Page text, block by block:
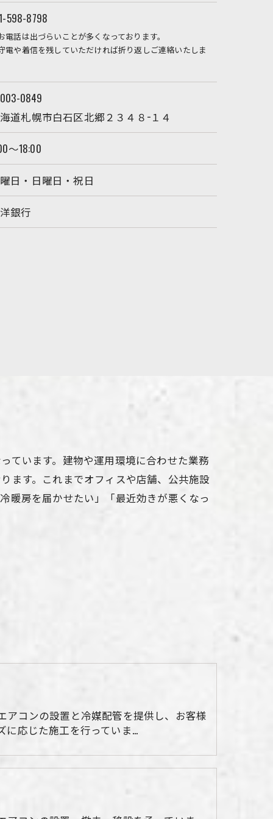
598-8798
話は出づらいことが多くなっております。
電や着信を残していただければ折り返しご連絡いたしま
0849
道札幌市白石区北郷２３４８−１４
～18:00
日・日曜日・祝日
銀行
ています。建物や運用環境に合わせた業務
ます。これまでオフィスや店舗、公共施設
暖房を届かせたい」「最近効きが悪くなっ
アコンの設置と冷媒配管を提供し、お客様
に応じた施工を行っていま…